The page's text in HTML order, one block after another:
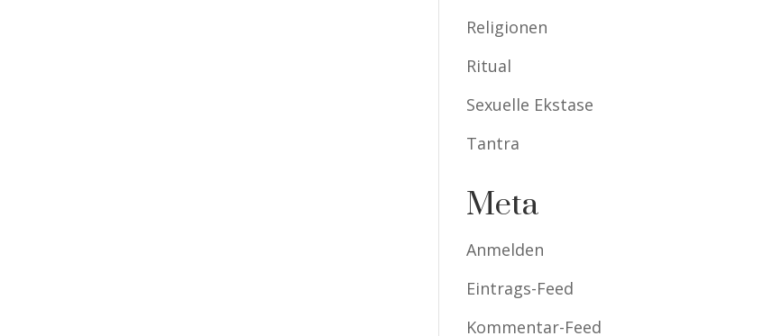
Religionen
Ritual
Sexuelle Ekstase
Tantra
Meta
Anmelden
Eintrags-Feed
Kommentar-Feed